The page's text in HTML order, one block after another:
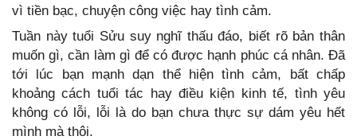
vì tiền bạc, chuyện công việc hay tình cảm.
Tuần này tuổi Sửu suy nghĩ thấu đáo, biết rõ bản thân
muốn gì, cần làm gì để có được hạnh phúc cá nhân. Đã
tới lúc bạn mạnh dạn thể hiện tình cảm, bất chấp
khoảng cách tuổi tác hay điều kiện kinh tế, tình yêu
không có lỗi, lỗi là do bạn chưa thực sự dám yêu hết
mình mà thôi.